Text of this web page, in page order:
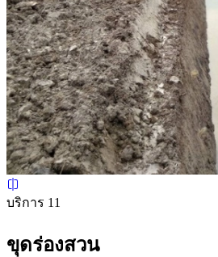
บริการ 11
ขุดร่องสวน